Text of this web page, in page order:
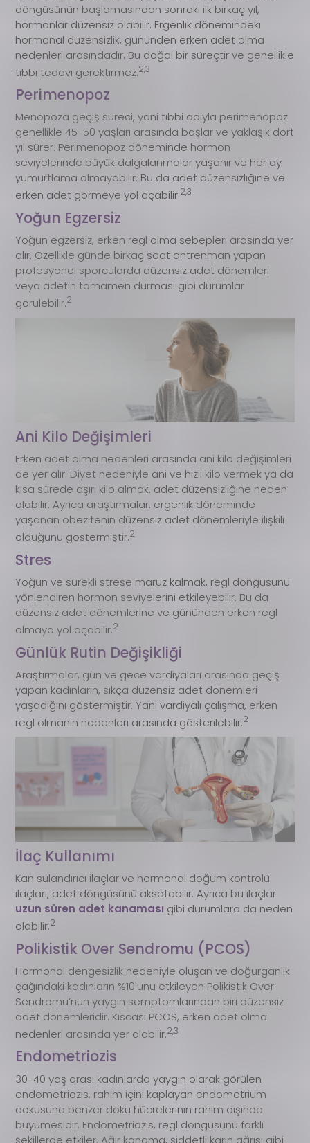
döngüsünün başlamasından sonraki ilk birkaç yıl,
hormonlar düzensiz olabilir. Ergenlik dönemindeki
hormonal düzensizlik, gününden erken adet olma
nedenleri arasındadır. Bu doğal bir süreçtir ve genellikle
tıbbi tedavi gerektirmez.2,3
Perimenopoz
Menopoza geçiş süreci, yani tıbbi adıyla perimenopoz
genellikle 45-50 yaşları arasında başlar ve yaklaşık dört
yıl sürer. Perimenopoz döneminde hormon
seviyelerinde büyük dalgalanmalar yaşanır ve her ay
yumurtlama olmayabilir. Bu da adet düzensizliğine ve
erken adet görmeye yol açabilir.2,3
Yoğun Egzersiz
Yoğun egzersiz, erken regl olma sebepleri arasında yer
alır. Özellikle günde birkaç saat antrenman yapan
profesyonel sporcularda düzensiz adet dönemleri
veya adetin tamamen durması gibi durumlar
görülebilir.2
Ani Kilo Değişimleri
Erken adet olma nedenleri arasında ani kilo değişimleri
de yer alır. Diyet nedeniyle ani ve hızlı kilo vermek ya da
kısa sürede aşırı kilo almak, adet düzensizliğine neden
olabilir. Ayrıca araştırmalar, ergenlik döneminde
yaşanan obezitenin düzensiz adet dönemleriyle ilişkili
olduğunu göstermiştir.2
Stres
Yoğun ve sürekli strese maruz kalmak, regl döngüsünü
yönlendiren hormon seviyelerini etkileyebilir. Bu da
düzensiz adet dönemlerine ve gününden erken regl
olmaya yol açabilir.2
Günlük Rutin Değişikliği
Araştırmalar, gün ve gece vardiyaları arasında geçiş
yapan kadınların, sıkça düzensiz adet dönemleri
yaşadığını göstermiştir. Yani vardiyalı çalışma, erken
regl olmanın nedenleri arasında gösterilebilir.2
İlaç Kullanımı
Kan sulandırıcı ilaçlar ve hormonal doğum kontrolü
ilaçları, adet döngüsünü aksatabilir. Ayrıca bu ilaçlar
uzun süren adet kanaması gibi durumlara da neden
olabilir.2
Polikistik Over Sendromu (PCOS)
Hormonal dengesizlik nedeniyle oluşan ve doğurganlık
çağındaki kadınların %10'unu etkileyen Polikistik Over
Sendromu’nun yaygın semptomlarından biri düzensiz
adet dönemleridir. Kıscası PCOS, erken adet olma
nedenleri arasında yer alabilir.2,3
Endometriozis
30-40 yaş arası kadınlarda yaygın olarak görülen
endometriozis, rahim içini kaplayan endometrium
dokusuna benzer doku hücrelerinin rahim dışında
büyümesidir. Endometriozis, regl döngüsünü farklı
şekillerde etkiler. Ağır kanama, şiddetli karın ağrısı gibi